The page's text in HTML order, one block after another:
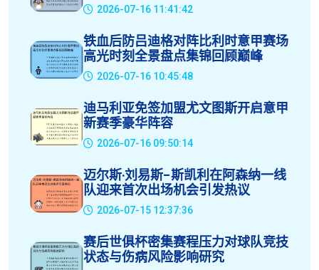
2026-07-16 11:41:42
铁血后防吕迪格对阵比利时意甲赛场
高光时刻全景盘点集锦回顾巅峰
2026-07-16 10:45:48
迪马利亚免签加盟尤文图斯开启意甲
新赛季豪华阵容
2026-07-16 09:50:14
迈尔斯·刘易斯-斯凯利在阿森纳一线
队迎来首次出场机会引发热议
2026-07-15 12:37:36
赛后世俱杯密集赛程压力对球队竞技
状态与伤病风险影响研究